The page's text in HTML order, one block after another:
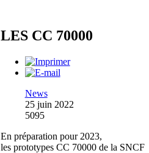
LES CC 70000
News
25 juin 2022
5095
En préparation pour 2023,
les prototypes CC 70000 de la SNCF